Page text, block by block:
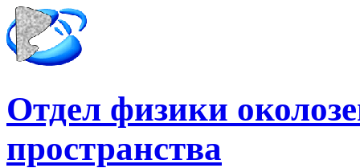
Отдел физики
пространства